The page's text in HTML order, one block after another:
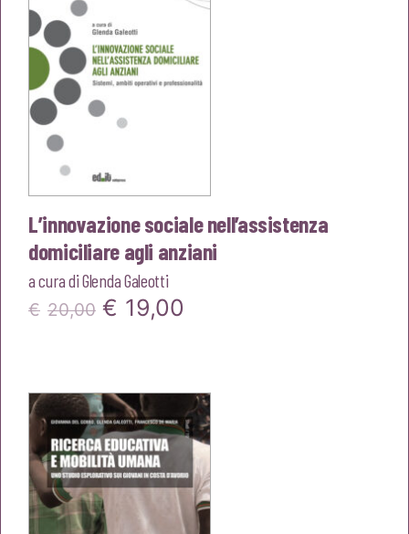
L’innovazione sociale nell’assistenza
domiciliare agli anziani
a cura diGlenda Galeotti
€ 20,00 Il
era:
€20,00.
€ 19,00
è:
€19,00.